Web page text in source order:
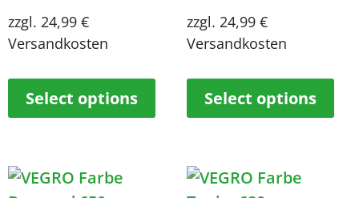
zzgl. 24,99 €
Versandkosten
Select options
zzgl. 24,99 €
Versandkosten
Select options